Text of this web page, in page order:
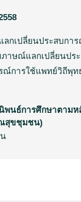
ลกเปลี่ยนประสบกา
าษณ์แลกเปลี่ยนปร
ณ์การใช้แพทย์วิถีพุท
พนธ์การศึกษาตาม
สุขชุมชน)